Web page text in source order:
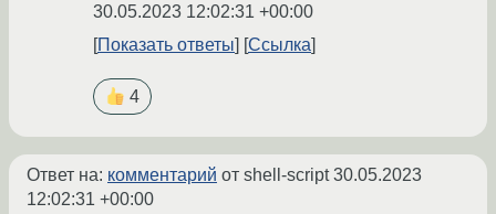
30.05.2023 12:02:31 +00:00
Показать ответы
Ссылка
4
Ответ на: комментарий от shell-script30.05.2023
12:02:31 +00:00